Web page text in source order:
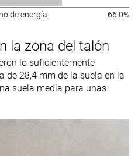
de energía 66.0%
la zona del talón
lo suficientemente
de 28,4 mm de la suela en la
suela media para unas